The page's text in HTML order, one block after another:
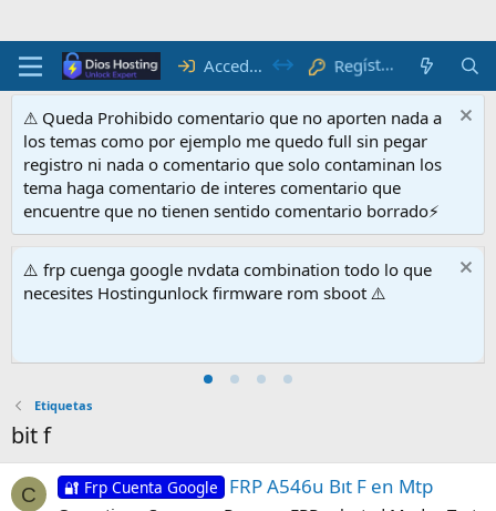
Acceder Regístrate
⚠ Queda Prohibido comentario que no aporten nada a
los temas como por ejemplo me quedo full sin pegar
registro ni nada o comentario que solo contaminan los
tema haga comentario de interes comentario que
encuentre que no tienen sentido comentario borrado⚡
⚠️ frp cuenga google nvdata combination todo lo que
necesites Hostingunlock firmware rom sboot ⚠️
Etiquetas
bit f
C 🔐 Frp Cuenta Google FRP A546u Bıt F en Mtp